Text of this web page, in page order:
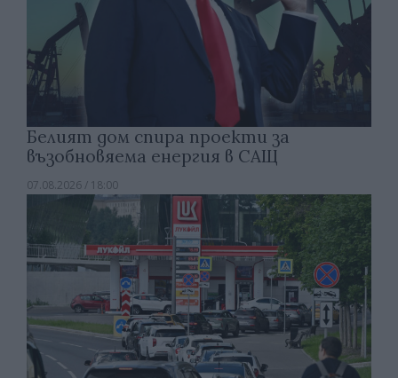
Белият дом спира проекти за
възобновяема енергия в САЩ
07.08.2026 / 18:00